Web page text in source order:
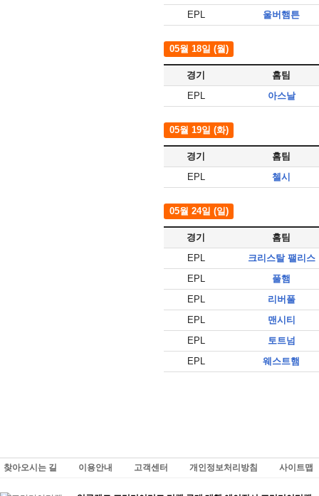
EPL
울버햄튼
05월 18일 (월)
경기
홈팀
EPL
아스날
05월 19일 (화)
경기
홈팀
EPL
첼시
05월 24일 (일)
경기
홈팀
EPL
크리스탈 팰리스
EPL
풀햄
EPL
리버풀
EPL
맨시티
EPL
토트넘
EPL
웨스트햄
찾아오시는 길 이용안내 고객센터 개인정보처리방침 사이트맵